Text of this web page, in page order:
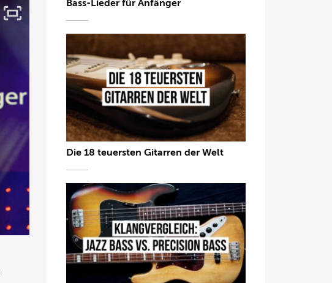
Bass-Lieder für Anfänger
Die 18 teuersten Gitarren der Welt